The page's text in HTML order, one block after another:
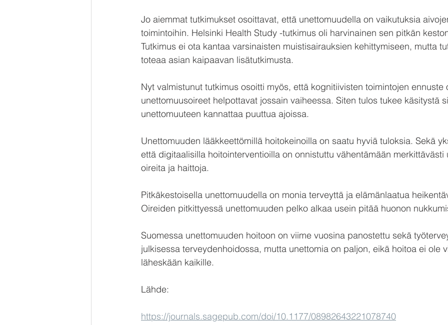
Jo aiemmat tutkimukset osoittavat, että unettomuudella on vaikutuksia
toimintoihin. Helsinki Health Study -tutkimus oli harvinainen sen pitkän
Tutkimus ei ota kantaa varsinaisten muistisairauksien kehittymiseen, mutta
toteaa asian kaipaavan lisätutkimusta.
Nyt valmistunut tutkimus osoitti myös, että kognitiivisten toimintojen ennuste
unettomuusoireet helpottavat jossain vaiheessa. Siten tulos tukee käsitystä
unettomuuteen kannattaa puuttua ajoissa.
Unettomuuden lääkkeettömillä hoitokeinoilla on saatu hyviä tuloksia. Sekä
että digitaalisilla hoitointerventioilla on onnistuttu vähentämään merkittävästi
oireita ja haittoja.
Pitkäkestoisella unettomuudella on monia terveyttä ja elämänlaatua
Oireiden pitkittyessä unettomuuden pelko alkaa usein pitää huonon
Suomessa unettomuuden hoitoon on viime vuosina panostettu sekä
julkisessa terveydenhoidossa, mutta unettomia on paljon, eikä hoitoa ei ole
läheskään kaikille.
Lähde:
https://journals.sagepub.com/doi/10.1177/08982643221078740